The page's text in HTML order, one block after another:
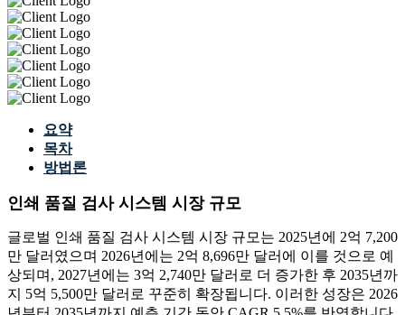
요약
목차
방법론
인쇄 품질 검사 시스템 시장 규모
글로벌 인쇄 품질 검사 시스템 시장 규모는 2025년에 2억 7,200
만 달러였으며 2026년에는 2억 8,696만 달러에 이를 것으로 예
상되며, 2027년에는 3억 2,740만 달러로 더 증가한 후 2035년까
지 5억 5,500만 달러로 꾸준히 확장됩니다. 이러한 성장은 2026